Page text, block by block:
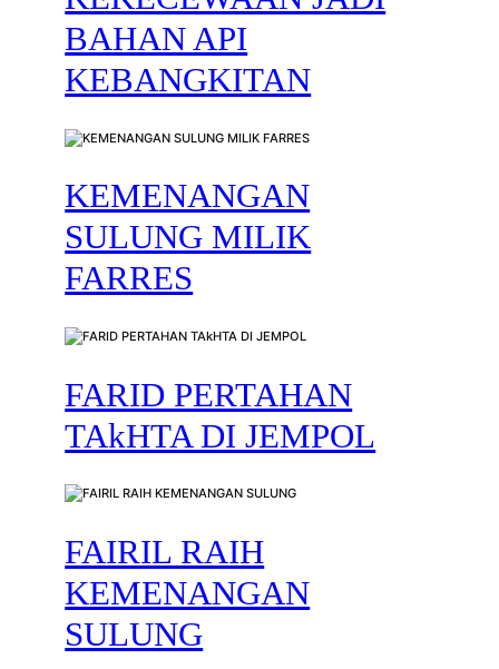
BAHAN API
KEBANGKITAN
KEMENANGAN
SULUNG MILIK
FARRES
FARID PERTAHAN
TAkHTA DI JEMPOL
FAIRIL RAIH
KEMENANGAN
SULUNG